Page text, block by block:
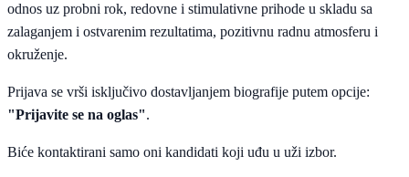
odnos uz probni rok, redovne i stimulativne prihode u skladu sa
zalaganjem i ostvarenim rezultatima, pozitivnu radnu atmosferu i
okruženje.
Prijava se vrši isključivo dostavljanjem biografije putem opcije:
"Prijavite se na oglas".
Biće kontaktirani samo oni kandidati koji uđu u uži izbor.